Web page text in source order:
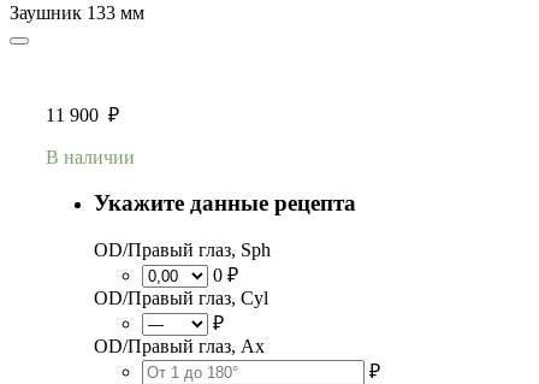
Заушник 133 мм
11 900 ₽
В наличии
Укажите данные рецепта
OD/Правый глаз, Sph
0 ₽
OD/Правый глаз, Cyl
₽
OD/Правый глаз, Ax
₽